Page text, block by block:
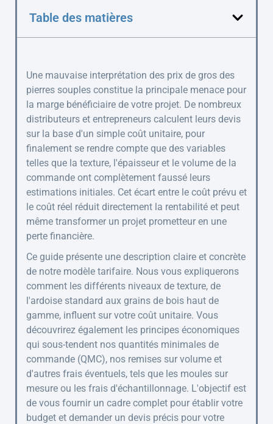
Table des matières
Une mauvaise interprétation des prix de gros des
pierres souples constitue la principale menace pour
la marge bénéficiaire de votre projet. De nombreux
distributeurs et entrepreneurs calculent leurs devis
sur la base d'un simple coût unitaire, pour
finalement se rendre compte que des variables
telles que la texture, l'épaisseur et le volume de la
commande ont complètement faussé leurs
estimations initiales. Cet écart entre le coût prévu et
le coût réel réduit directement la rentabilité et peut
même transformer un projet prometteur en une
perte financière.
Ce guide présente une description claire et concrète
de notre modèle tarifaire. Nous vous expliquerons
comment les différents niveaux de texture, de
l'ardoise standard aux grains de bois haut de
gamme, influent sur votre coût unitaire. Vous
découvrirez également les principes économiques
qui sous-tendent nos quantités minimales de
commande (QMC), nos remises sur volume et
d'autres frais éventuels, tels que les moules sur
mesure ou les frais d'échantillonnage. L'objectif est
de vous fournir un cadre complet pour établir votre
budget et demander un devis précis pour votre